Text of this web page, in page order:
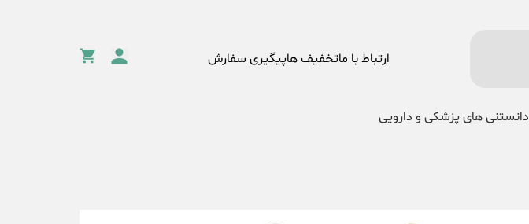
ارتباط با ماتخفیف هاپیگیری سفارش
دانستنی های پزشکی و دارویی